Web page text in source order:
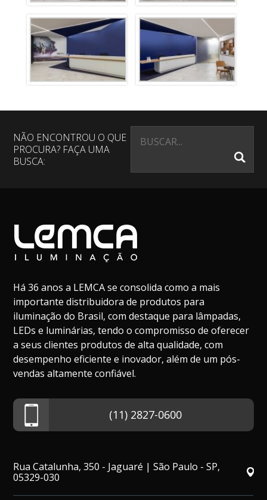
NÃO ENCONTROU O QUE
PROCURA? FAÇA UMA
BUSCA:
Há 36 anos a LEMCA se consolida como a mais
importante distribuidora de produtos para
iluminação do Brasil, com destaque para lâmpadas,
LEDs e luminárias, tendo o compromisso de oferecer
a seus clientes produtos de alta qualidade, com
desempenho eficiente e inovador, além de um pós-
vendas altamente confiável.
(11) 2827-0600
Rua Catalunha, 350 - Jaguaré | São Paulo - SP,
05329-030